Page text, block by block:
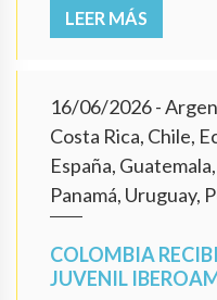
LEER MÁS
16/06/2026-
Costa Rica, Chile,
España,
Panamá, Uruguay,
COLOMBIA
JUVENIL